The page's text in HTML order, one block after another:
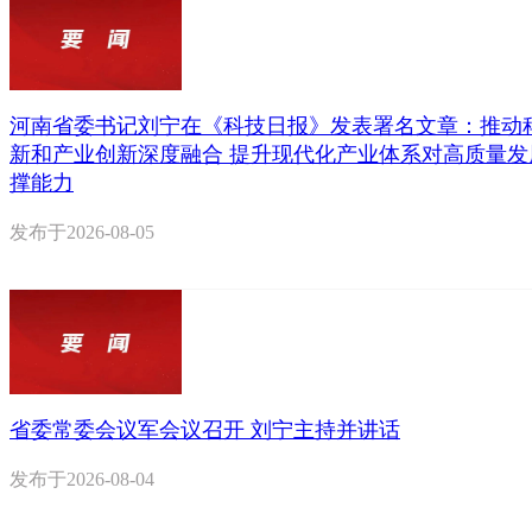
河南省委书记刘宁在《科技日报》发表署名文章：推动
新和产业创新深度融合 提升现代化产业体系对高质量
撑能力
发布于2026-08-05
省委常委会议军会议召开 刘宁主持并讲话
发布于2026-08-04